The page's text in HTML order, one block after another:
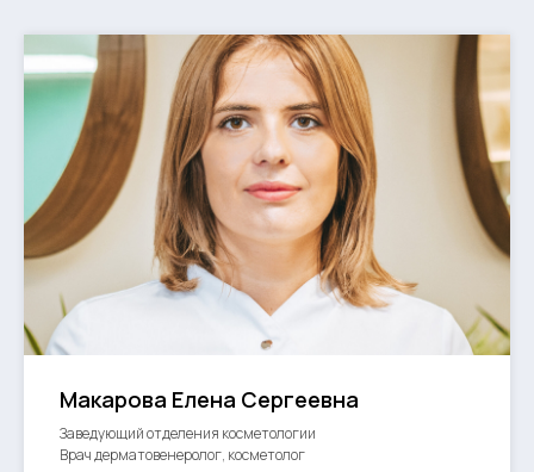
Макарова Елена Сергеевна
Заведующий отделения косметологии
Врач дерматовенеролог, косметолог